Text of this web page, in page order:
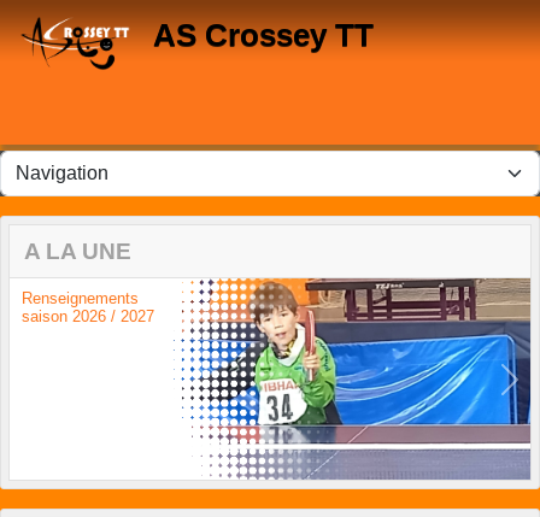
AS Crossey TT
A LA UNE
Renseignements
saison 2026 / 2027
Next
Panneau de gestion des cookies